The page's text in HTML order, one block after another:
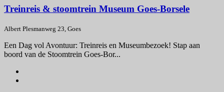
Treinreis & stoomtrein Museum Goes-Borsele
Albert Plesmanweg 23, Goes
Een Dag vol Avontuur: Treinreis en Museumbezoek! Stap aan
boord van de Stoomtrein Goes-Bor...